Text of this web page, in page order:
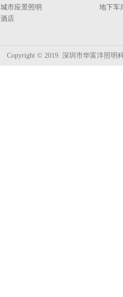
城市应景照明
酒店
地下车
Copyright © 2019. 深圳市华富洋照明